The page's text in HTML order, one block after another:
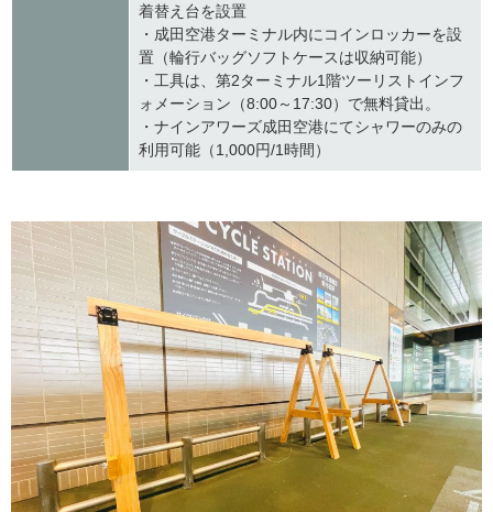
着替え台を設置
・成田空港ターミナル内にコインロッカーを設
置（輪行バッグソフトケースは収納可能）
・工具は、第2ターミナル1階ツーリストインフ
ォメーション（8:00～17:30）で無料貸出。
・ナインアワーズ成田空港にてシャワーのみの
利用可能（1,000円/1時間）